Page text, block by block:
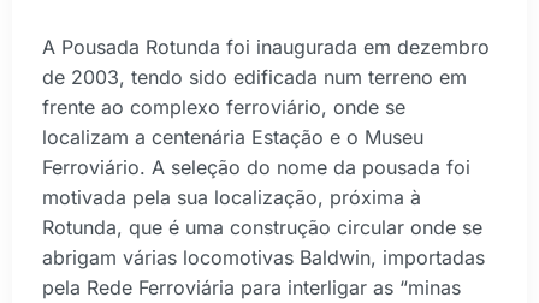
A Pousada Rotunda foi inaugurada em dezembro
de 2003, tendo sido edificada num terreno em
frente ao complexo ferroviário, onde se
localizam a centenária Estação e o Museu
Ferroviário. A seleção do nome da pousada foi
motivada pela sua localização, próxima à
Rotunda, que é uma construção circular onde se
abrigam várias locomotivas Baldwin, importadas
pela Rede Ferroviária para interligar as “minas